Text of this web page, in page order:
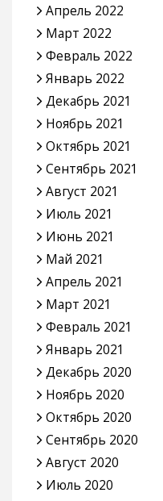
Апрель 2022
Март 2022
Февраль 2022
Январь 2022
Декабрь 2021
Ноябрь 2021
Октябрь 2021
Сентябрь 2021
Август 2021
Июль 2021
Июнь 2021
Май 2021
Апрель 2021
Март 2021
Февраль 2021
Январь 2021
Декабрь 2020
Ноябрь 2020
Октябрь 2020
Сентябрь 2020
Август 2020
Июль 2020